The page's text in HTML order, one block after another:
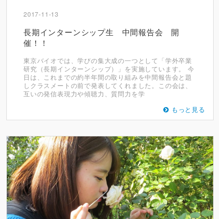
2017-11-13
長期インターンシップ生 中間報告会 開
催！！
東京バイオでは、学びの集大成の一つとして「学外卒業
研究（長期インターンシップ）」を実施しています。 今
日は、これまでの約半年間の取り組みを中間報告会と題
しクラスメートの前で発表してくれました。この会は、
互いの発信表現力や傾聴力、質問力を学
もっと見る